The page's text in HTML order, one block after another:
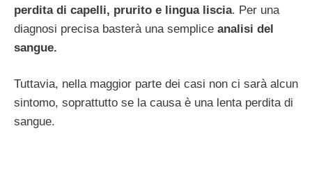
perdita di capelli, prurito e lingua liscia. Per una
diagnosi precisa basterà una semplice analisi del
sangue.
Tuttavia, nella maggior parte dei casi non ci sarà alcun
sintomo, soprattutto se la causa è una lenta perdita di
sangue.